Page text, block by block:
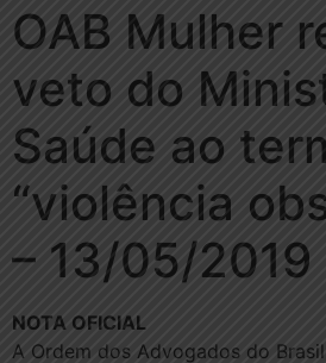
OAB Mulher
veto do
Saúde ao
“violência
– 13/05/2019
NOTA OFICIAL
A Ordem dos Advogados do